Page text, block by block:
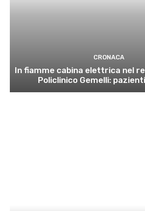
CRONACA
In fiamme cabina elettrica nel
Policlinico Gemelli: